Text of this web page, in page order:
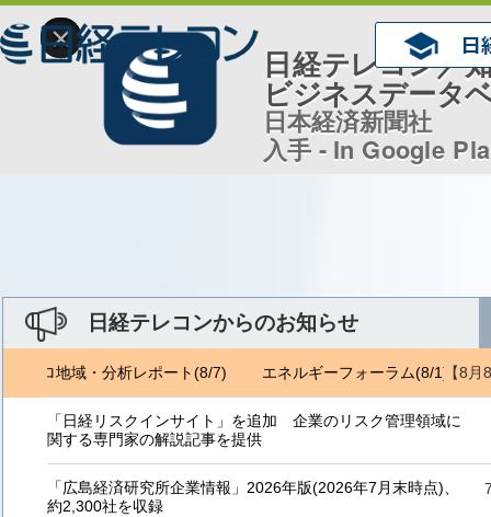
×
日経テレコン／
ビジネスデータ
日本経済新聞社
入手 - In Google
日経テレコンからのお知らせ
【8月
トロ地域・分析レポート(8/7) エネルギーフォーラム(8/1) ジェ
「日経リスクインサイト」を追加 企業のリスク管理領域に
関する専門家の解説記事を提供
「広島経済研究所企業情報」2026年版(2026年7月末時点)、
約2,300社を収録